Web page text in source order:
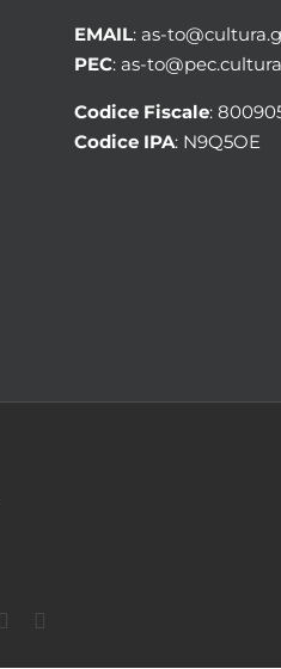
EMAIL: as-
PEC: as-
Codice Fiscale:
Codice IPA: N9Q5OE
YouTube